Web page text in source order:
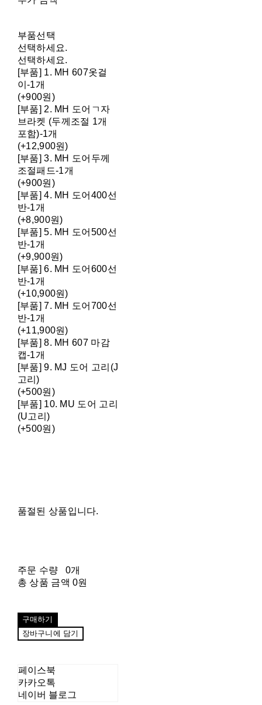
부품선택
선택하세요.
선택하세요.
[부품] 1. MH 607옷걸
이-1개
(+900원)
[부품] 2. MH 도어ㄱ자
브라켓 (두께조절 1개
포함)-1개
(+12,900원)
[부품] 3. MH 도어두께
조절패드-1개
(+900원)
[부품] 4. MH 도어400선
반-1개
(+8,900원)
[부품] 5. MH 도어500선
반-1개
(+9,900원)
[부품] 6. MH 도어600선
반-1개
(+10,900원)
[부품] 7. MH 도어700선
반-1개
(+11,900원)
[부품] 8. MH 607 마감
캡-1개
[부품] 9. MJ 도어 고리(J
고리)
(+500원)
[부품] 10. MU 도어 고리
(U고리)
(+500원)
품절된 상품입니다.
주문 수량
0개
총 상품 금액 0원
구매하기
장바구니에 담기
페이스북
카카오톡
네이버 블로그